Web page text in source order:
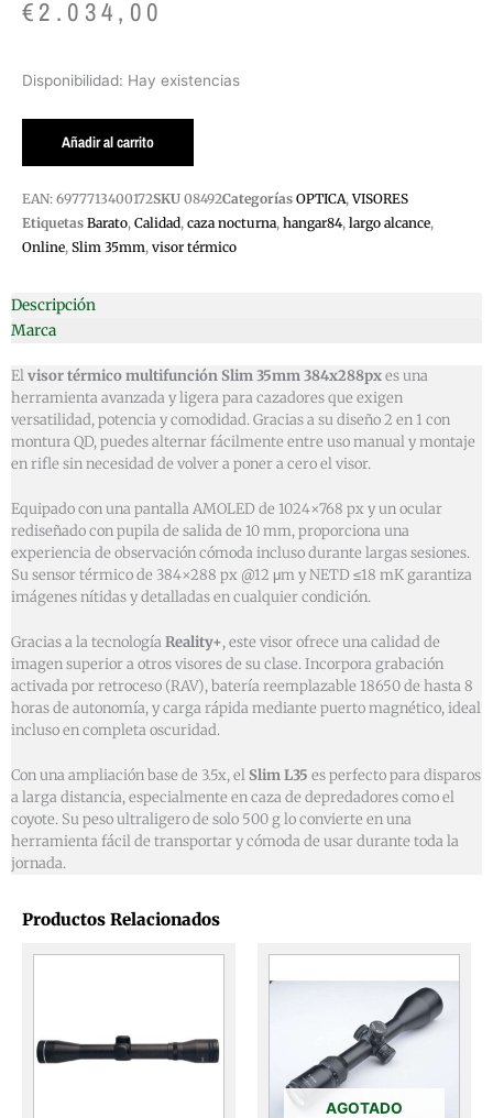
€2.034,00
Disponibilidad: Hay existencias
VISOR
384X288PX
cantidad
Añadir al carrito
EAN: 6977713400172SKU 08492Categorías OPTICA,VISORES
Etiquetas Barato, Calidad, caza nocturna, hangar84, largo alcance,
Online, Slim 35mm, visor térmico
Descripción
Marca
Elvisor térmico multifunción Slim 35mm 384x288pxes una
herramienta avanzada y ligera para cazadores que exigen
versatilidad, potencia y comodidad. Gracias a su diseño 2 en 1 con
montura QD, puedes alternar fácilmente entre uso manual y montaje
en rifle sin necesidad de volver a poner a cero el visor.
Equipado con una pantalla AMOLED de 1024×768 px y un ocular
rediseñado con pupila de salida de 10 mm, proporciona una
experiencia de observación cómoda incluso durante largas sesiones.
Su sensor térmico de 384×288 px @12 μm y NETD ≤18 mK garantiza
imágenes nítidas y detalladas en cualquier condición.
Gracias a la tecnologíaReality+, este visor ofrece una calidad de
imagen superior a otros visores de su clase. Incorpora grabación
activada por retroceso (RAV), batería reemplazable 18650 de hasta 8
horas de autonomía, y carga rápida mediante puerto magnético, ideal
incluso en completa oscuridad.
Con una ampliación base de 3.5x, elSlim L35 es perfecto para disparos
a larga distancia, especialmente en caza de depredadores como el
coyote. Su peso ultraligero de solo 500 g lo convierte en una
herramienta fácil de transportar y cómoda de usar durante toda la
jornada.
Productos Relacionados
AGOTADO